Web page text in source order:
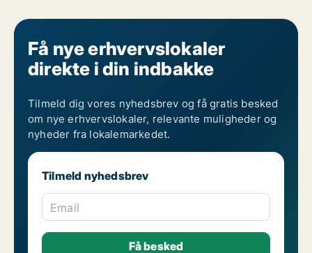
Få nye erhvervslokaler
direkte i din indbakke
Tilmeld dig vores nyhedsbrev og få gratis besked
om nye erhvervslokaler, relevante muligheder og
nyheder fra lokalemarkedet.
Tilmeld nyhedsbrev
Email